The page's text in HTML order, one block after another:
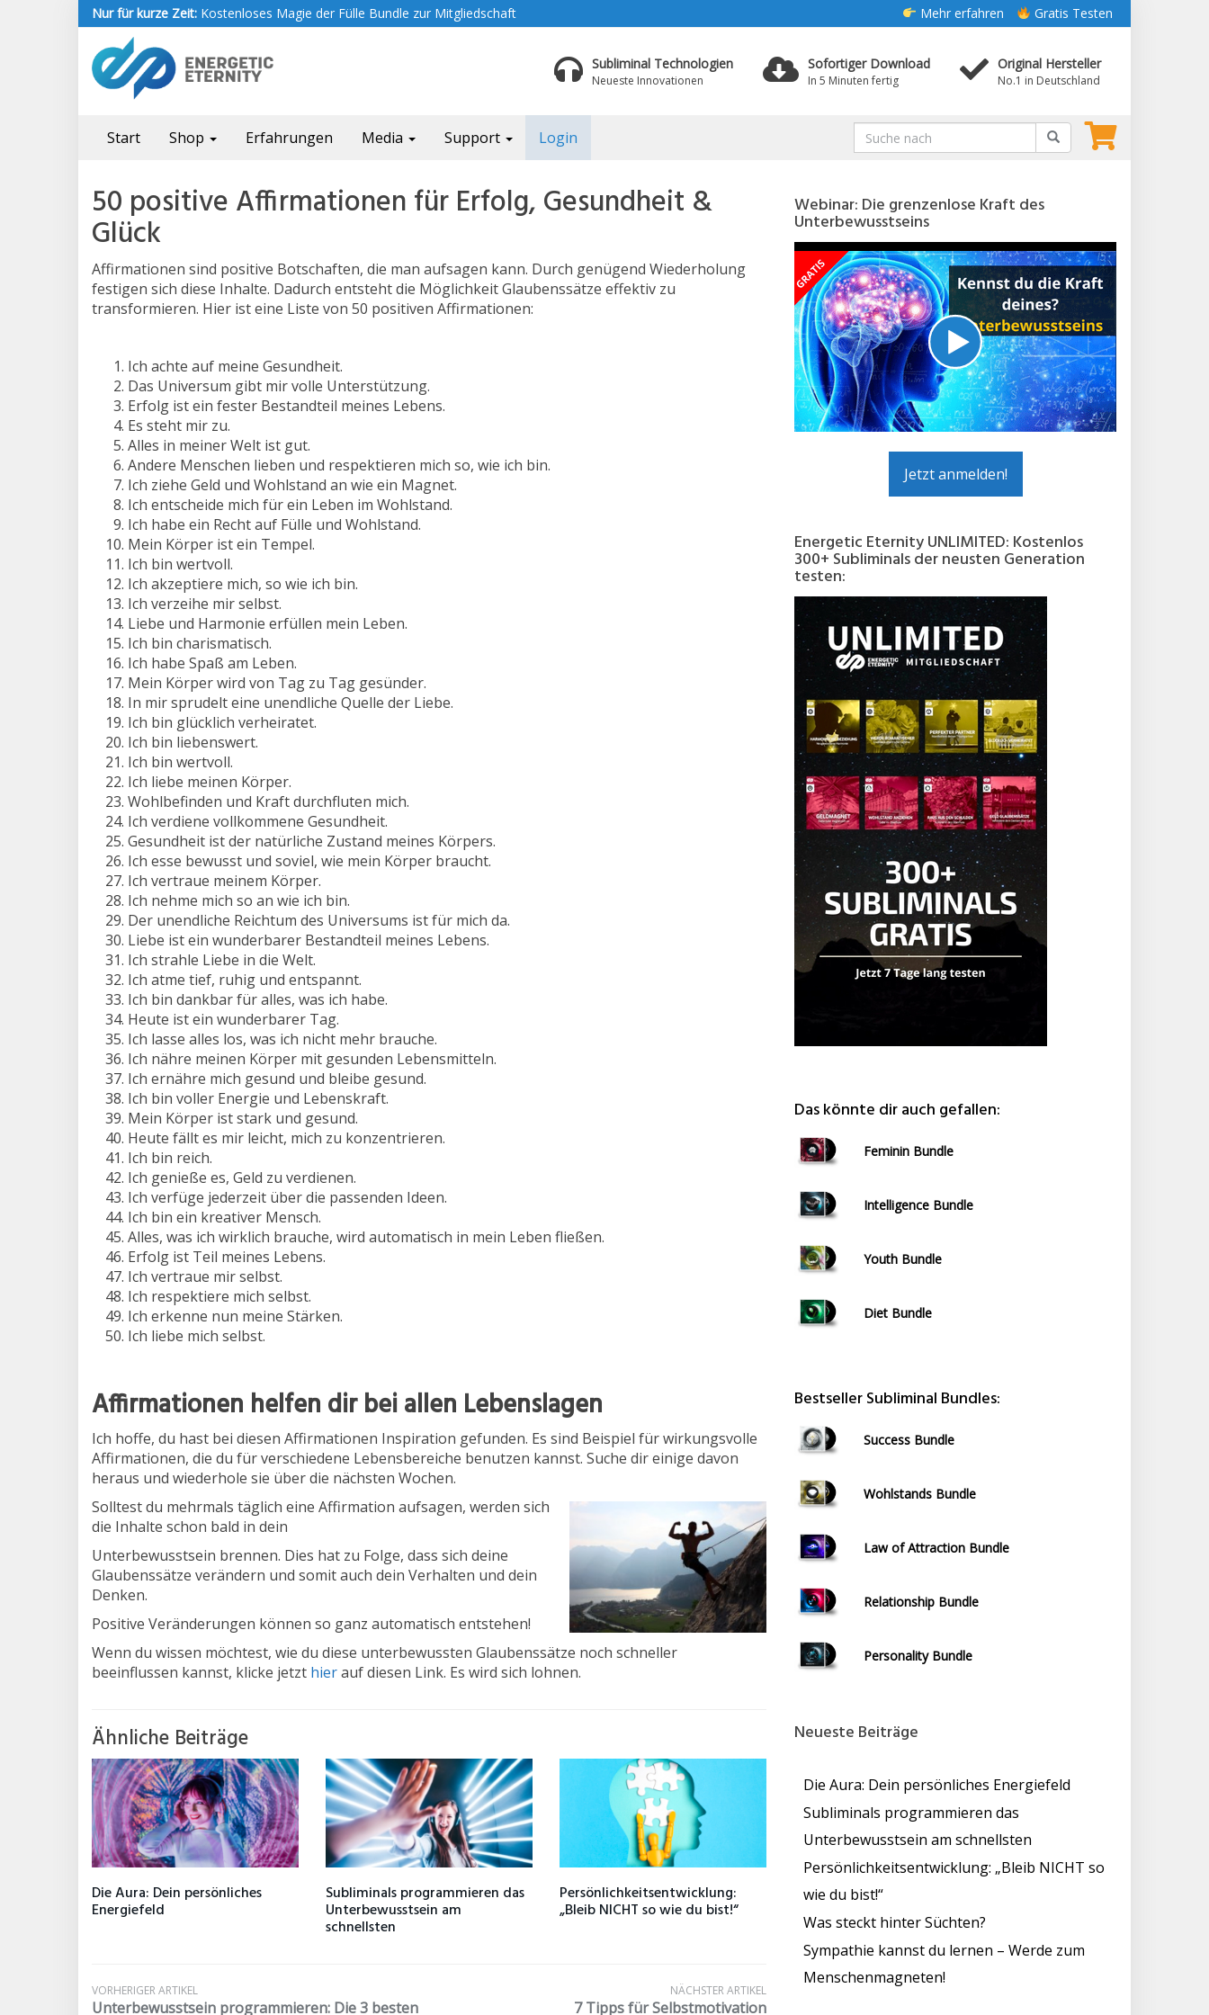
Nur für kurze Zeit: Kostenloses Magie der Fülle Bundle zur Mitgliedschaft Mehr erfahren Gratis Testen
Subliminal Technologien
Neueste Innovationen
Sofortiger Download
In 5 Minuten fertig
Original Hersteller
No.1 in Deutschland
Start Shop Erfahrungen Media Support Login
50 positive Affirmationen für Erfolg, Gesundheit &
Glück
Affirmationen sind positive Botschaften, die man aufsagen kann. Durch genügend Wiederholung
festigen sich diese Inhalte. Dadurch entsteht die Möglichkeit Glaubenssätze effektiv zu
transformieren. Hier ist eine Liste von 50 positiven Affirmationen:
Ich achte auf meine Gesundheit.
Das Universum gibt mir volle Unterstützung.
Erfolg ist ein fester Bestandteil meines Lebens.
Es steht mir zu.
Alles in meiner Welt ist gut.
Andere Menschen lieben und respektieren mich so, wie ich bin.
Ich ziehe Geld und Wohlstand an wie ein Magnet.
Ich entscheide mich für ein Leben im Wohlstand.
Ich habe ein Recht auf Fülle und Wohlstand.
Mein Körper ist ein Tempel.
Ich bin wertvoll.
Ich akzeptiere mich, so wie ich bin.
Ich verzeihe mir selbst.
Liebe und Harmonie erfüllen mein Leben.
Ich bin charismatisch.
Ich habe Spaß am Leben.
Mein Körper wird von Tag zu Tag gesünder.
In mir sprudelt eine unendliche Quelle der Liebe.
Ich bin glücklich verheiratet.
Ich bin liebenswert.
Ich bin wertvoll.
Ich liebe meinen Körper.
Wohlbefinden und Kraft durchfluten mich.
Ich verdiene vollkommene Gesundheit.
Gesundheit ist der natürliche Zustand meines Körpers.
Ich esse bewusst und soviel, wie mein Körper braucht.
Ich vertraue meinem Körper.
Ich nehme mich so an wie ich bin.
Der unendliche Reichtum des Universums ist für mich da.
Liebe ist ein wunderbarer Bestandteil meines Lebens.
Ich strahle Liebe in die Welt.
Ich atme tief, ruhig und entspannt.
Ich bin dankbar für alles, was ich habe.
Heute ist ein wunderbarer Tag.
Ich lasse alles los, was ich nicht mehr brauche.
Ich nähre meinen Körper mit gesunden Lebensmitteln.
Ich ernähre mich gesund und bleibe gesund.
Ich bin voller Energie und Lebenskraft.
Mein Körper ist stark und gesund.
Heute fällt es mir leicht, mich zu konzentrieren.
Ich bin reich.
Ich genieße es, Geld zu verdienen.
Ich verfüge jederzeit über die passenden Ideen.
Ich bin ein kreativer Mensch.
Alles, was ich wirklich brauche, wird automatisch in mein Leben fließen.
Erfolg ist Teil meines Lebens.
Ich vertraue mir selbst.
Ich respektiere mich selbst.
Ich erkenne nun meine Stärken.
Ich liebe mich selbst.
Affirmationen helfen dir bei allen Lebenslagen
Ich hoffe, du hast bei diesen Affirmationen Inspiration gefunden. Es sind Beispiel für wirkungsvolle
Affirmationen, die du für verschiedene Lebensbereiche benutzen kannst. Suche dir einige davon
heraus und wiederhole sie über die nächsten Wochen.
Solltest du mehrmals täglich eine Affirmation aufsagen, werden sich
die Inhalte schon bald in dein
Unterbewusstsein brennen. Dies hat zu Folge, dass sich deine
Glaubenssätze verändern und somit auch dein Verhalten und dein
Denken.
Positive Veränderungen können so ganz automatisch entstehen!
Wenn du wissen möchtest, wie du diese unterbewussten Glaubenssätze noch schneller
beeinflussen kannst, klicke jetzt hierauf diesen Link. Es wird sich lohnen.
Ähnliche Beiträge
Die Aura: Dein persönliches
Energiefeld
Subliminals programmieren das
Unterbewusstsein am
schnellsten
Persönlichkeitsentwicklung:
„Bleib NICHT so wie du bist!“
VORHERIGER ARTIKEL
Unterbewusstsein programmieren: Die 3 besten
NÄCHSTER ARTIKEL
7 Tipps für Selbstmotivation
Webinar: Die grenzenlose Kraft des
Unterbewusstseins
Jetzt anmelden!
Energetic Eternity UNLIMITED: Kostenlos
300+ Subliminals der neusten Generation
testen:
Das könnte dir auch gefallen:
Feminin Bundle
Intelligence Bundle
Youth Bundle
Diet Bundle
Bestseller Subliminal Bundles:
Success Bundle
Wohlstands Bundle
Law of Attraction Bundle
Relationship Bundle
Personality Bundle
Neueste Beiträge
Die Aura: Dein persönliches Energiefeld
Subliminals programmieren das
Unterbewusstsein am schnellsten
Persönlichkeitsentwicklung: „Bleib NICHT so
wie du bist!“
Was steckt hinter Süchten?
Sympathie kannst du lernen – Werde zum
Menschenmagneten!